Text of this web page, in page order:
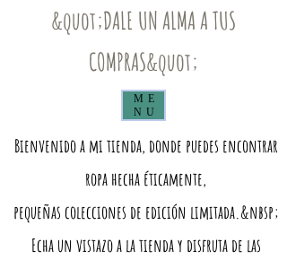
ME
NU
&quot;DALE UN ALMA A TUS
COMPRAS&quot;
Bienvenido a mi tienda, donde puedes encontrar
ropa hecha éticamente,
pequeñas colecciones de edición limitada.&nbsp;
Echa un vistazo a la tienda y disfruta de las